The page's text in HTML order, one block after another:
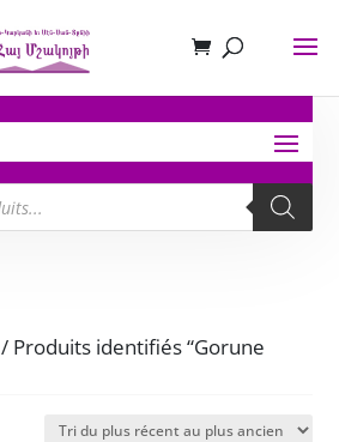
/ Produits identifiés “Gorune